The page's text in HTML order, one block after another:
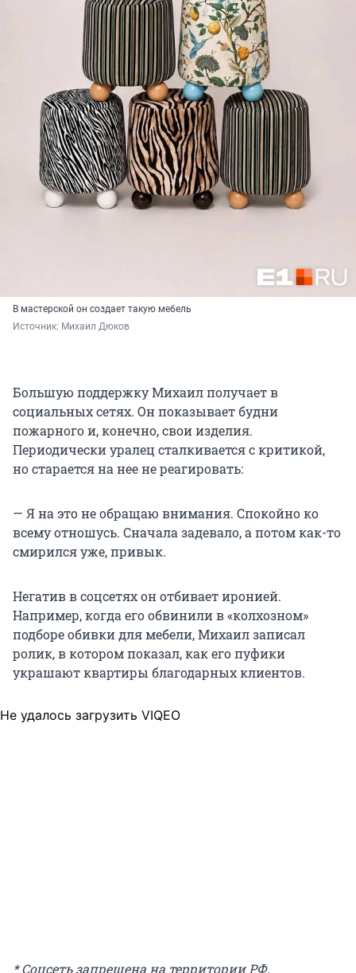
В мастерской он создает такую мебель
Источник: Михаил Дюков
Большую поддержку Михаил получает в
социальных сетях. Он показывает будни
пожарного и, конечно, свои изделия.
Периодически уралец сталкивается с критикой,
но старается на нее не реагировать:
— Я на это не обращаю внимания. Спокойно ко
всему отношусь. Сначала задевало, а потом как-то
смирился уже, привык.
Негатив в соцсетях он отбивает иронией.
Например, когда его обвинили в «колхозном»
подборе обивки для мебели, Михаил записал
ролик, в котором показал, как его пуфики
украшают квартиры благодарных клиентов.
Не удалось загрузить VIQEO
* Соцсеть запрещена на территории РФ.